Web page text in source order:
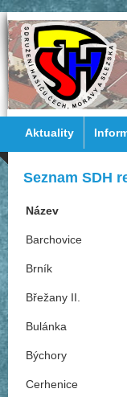
Aktuality
Seznam SDH
Název
Barchovice
Brník
Břežany II.
Bulánka
Býchory
Cerhenice